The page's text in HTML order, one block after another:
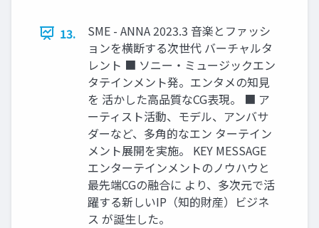
13.
SME - ANNA 2023.3 ⾳楽とファッシ
ョンを横断する次世代 バーチャルタ
レント ■ ソニー‧ミュージックエン
タテインメント発。エンタメの知⾒
を 活かした⾼品質なCG表現。 ■ ア
ーティスト活動、モデル、アンバサ
ダーなど、多⾓的なエン ターテイン
メント展開を実施。 KEY MESSAGE
エンターテインメントのノウハウと
最先端CGの融合に より、多次元で活
躍する新しいIP（知的財産）ビジネ
ス が誕⽣した。